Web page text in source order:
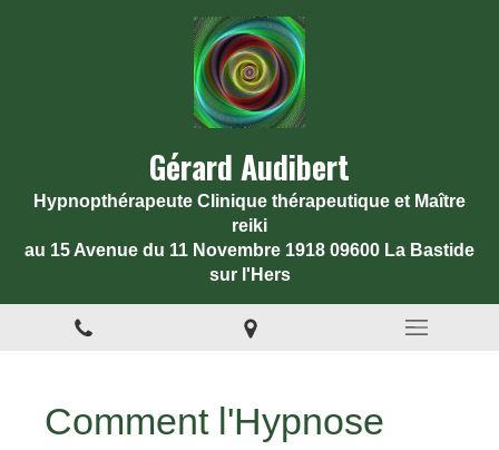
Gérard Audibert
Hypnopthérapeute Clinique thérapeutique et Maître
reiki
au 15 Avenue du 11 Novembre 1918 09600 La Bastide
sur l'Hers
Comment l'Hypnose